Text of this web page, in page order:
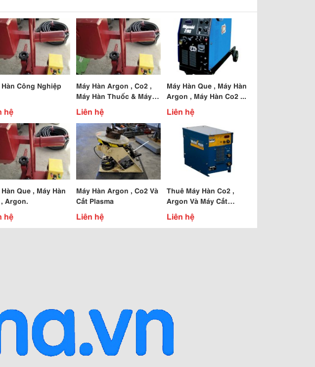
Hàn Công Nghiệp
hệ
Máy Hàn Argon , Co2 ,
Máy Hàn Thuốc & Máy
Plasma.
Liên hệ
Máy Hàn Que , Máy Hàn
Argon , Máy Hàn Co2 ...
Liên hệ
Que , Máy Hàn
Argon.
hệ
Máy Hàn Argon , Co2 Và
Cắt Plasma
Liên hệ
Thuê Máy Hàn Co2 ,
Argon Và Máy Cắt
Plasma.
Liên hệ